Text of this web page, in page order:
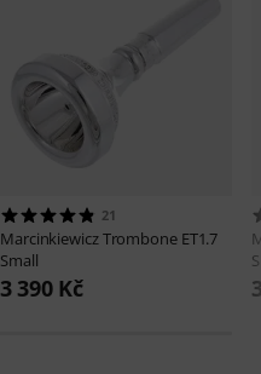
21
MarcinkiewiczTrombone ET1.7
Small
3 390 Kč